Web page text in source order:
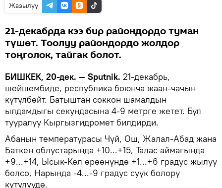
Жазылуу
21-декабрда кээ бир райондордо туман
түшөт. Тоолуу райондордо жолдор
тоңголок, тайгак болот.
БИШКЕК, 20-дек. — Sputnik. 21-декабрь,
шейшембиде, республика боюнча жаан-чачын
күтүлбөйт. Батыштан соккон шамалдын
ылдамдыгы секундасына 4-9 метрге жетет. Бул
тууралуу Кыргызгидромет билдирди.
Абанын температурасы Чүй, Ош, Жалал-Абад жана
Баткен облустарында +10...+15, Талас аймагында
+9...+14, Ысык-Көл өрөөнүндө +1...+6 градус жылуу
болсо, Нарында -4...-9 градус суук болору
күтүлүүдө.